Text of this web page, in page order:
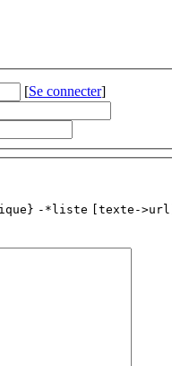
[Se connecter]
-*liste [texte->url]